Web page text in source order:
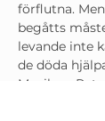
förflutna.
begåtts
levande inte
de döda
Musik av